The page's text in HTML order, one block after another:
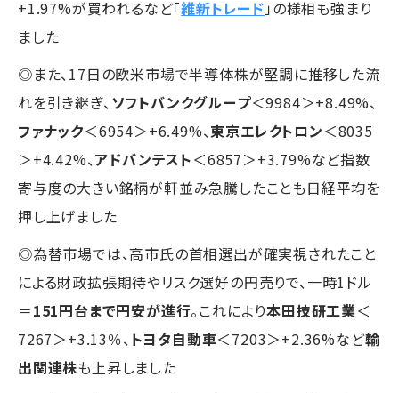
+1.97%が買われるなど「維新トレード 」の様相も強まり
ました
◎また、17日の欧米市場で半導体株が堅調に推移した流
れを引き継ぎ、ソフトバンクグループ＜9984＞+8.49%、
ファナック＜6954＞+6.49%、東京エレクトロン＜8035
＞+4.42%、アドバンテスト＜6857＞+3.79%など指数
寄与度の大きい銘柄が軒並み急騰したことも日経平均を
押し上げました
◎為替市場では、高市氏の首相選出が確実視されたこと
による財政拡張期待やリスク選好の円売りで、一時1ドル
＝151円台まで円安が進行。これにより本田技研工業＜
7267＞+3.13％、 トヨタ自動車＜7203＞+2.36%など輸
出関連株も上昇しました